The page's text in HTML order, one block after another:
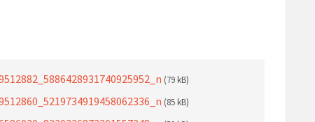
(79 kB)
(85 kB)